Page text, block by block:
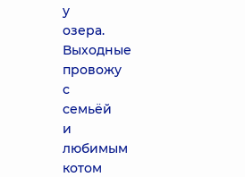
у
озера.
Выходные
провожу
с
семьёй
и
любимым
котом